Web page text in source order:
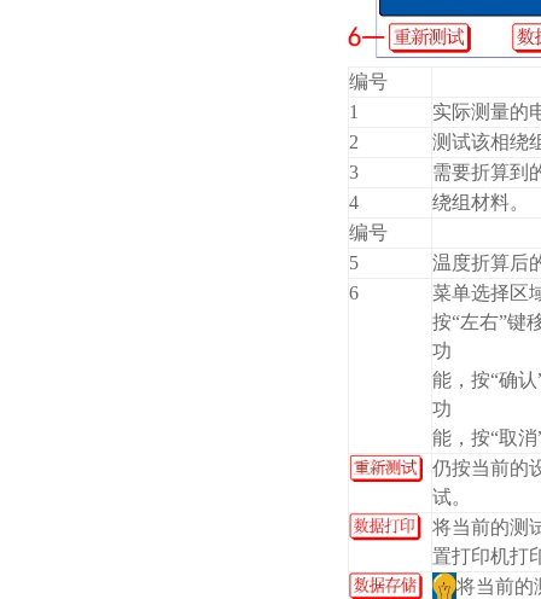
编号
1
实际测量的
2
测试该相绕
3
需要折算到
4
绕组材料。
编号
5
温度折算后
6
菜单选择区
按“左右”键
功
能，按“确
功
能，按“取
仍按当前的
试。
将当前的测
置打印机打
将当前的